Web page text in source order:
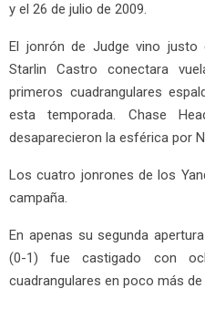
y el 26 de julio de 2009.
El jonrón de Judge vino justo
Starlin Castro conectara
primeros cuadrangulares
esta temporada. Chase
desaparecieron la esférica por
Los cuatro jonrones de los
campaña.
En apenas su segunda
(0-1) fue castigado con
cuadrangulares en poco más